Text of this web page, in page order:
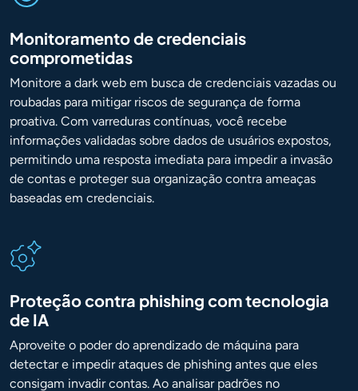
Monitoramento de credenciais
comprometidas
Monitore a dark web em busca de credenciais vazadas ou
roubadas para mitigar riscos de segurança de forma
proativa. Com varreduras contínuas, você recebe
informações validadas sobre dados de usuários expostos,
permitindo uma resposta imediata para impedir a invasão
de contas e proteger sua organização contra ameaças
baseadas em credenciais.
Proteção contra phishing com tecnologia
de IA
Aproveite o poder do aprendizado de máquina para
detectar e impedir ataques de phishing antes que eles
consigam invadir contas. Ao analisar padrões no